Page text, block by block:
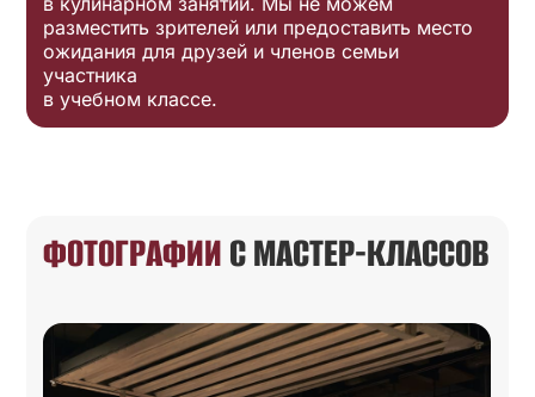
разместить зрителей или предоставить место
ожидания для друзей и членов семьи
участника
в учебном классе.
ФОТОГРАФИИС МАСТЕР-КЛАССОВ